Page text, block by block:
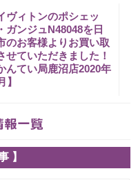
ヴィトンのポシェッ
ガンジュN48048を日
のお客様よりお買い取
せていただきました！
んてい局鹿沼店2020年
】
】